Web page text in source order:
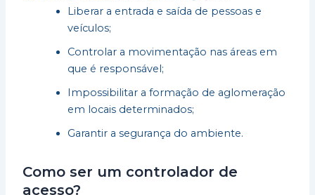
Liberar a entrada e saída de pessoas e
veículos;
Controlar a movimentação nas áreas em
que é responsável;
Impossibilitar a formação de aglomeração
em locais determinados;
Garantir a segurança do ambiente.
Como ser um controlador de
acesso?